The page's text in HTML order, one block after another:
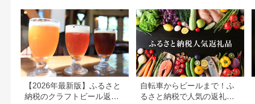
【2026年最新版】ふるさと
納税のクラフトビール返礼
自転車からビールまで！ふ
るさと納税で人気の返礼品